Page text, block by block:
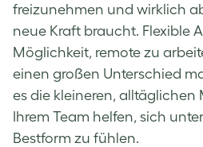
freizunehmen und wirklich
neue Kraft braucht. Flexible
Möglichkeit, remote zu
einen großen Unterschied
es die kleineren,
Ihrem Team helfen, sich
Bestform zu fühlen.